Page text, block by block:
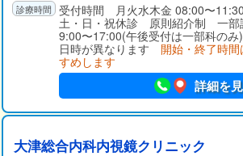
受付時間 月火水木金 08:00〜
土・日・祝休診 原則紹介制 一
9:00〜17:00(午後受付は一部科の
日時が異なります 開始・終了時
すめします
詳細を
大津総合内科内視鏡クリニック